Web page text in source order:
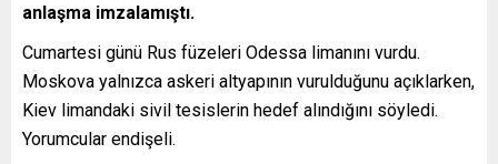
anlaşma imzalamıştı.
Cumartesi günü Rus füzeleri Odessa limanını vurdu.
Moskova yalnızca askeri altyapının vurulduğunu açıklarken,
Kiev limandaki sivil tesislerin hedef alındığını söyledi.
Yorumcular endişeli.